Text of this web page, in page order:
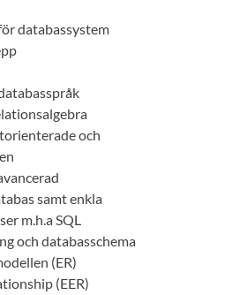
databassystem
och
samt enkla
m.h.a SQL
och databasschema
(ER)
(EER)